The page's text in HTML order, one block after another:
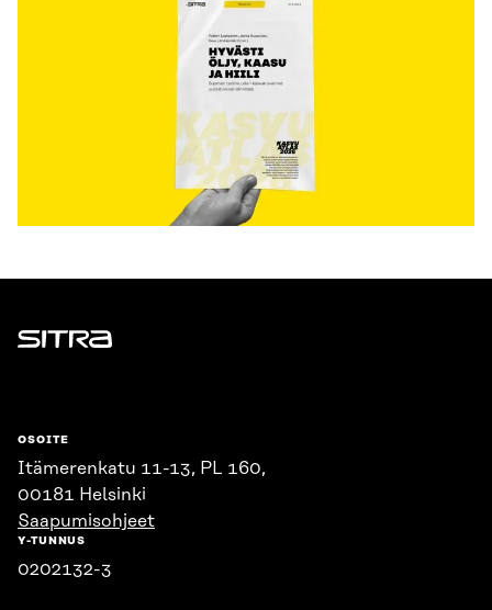
Sitra
OSOITE
Itämerenkatu 11-13, PL 160,
00181 Helsinki
Saapumisohjeet
Y-TUNNUS
0202132-3